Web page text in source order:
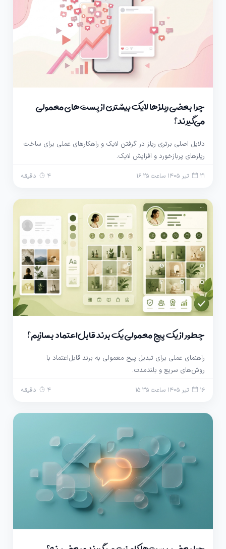
چرا بعضی ریلزها لایک بیشتری از پست‌های معمولی
می‌گیرند؟
دلایل اصلی برتری ریلز در گرفتن لایک و راهکارهای عملی برای ساخت
ریلزهای پربازخورد و افزایش لایک.
21 تیر 1405 ساعت 16:25 4 دقیقه
چطور از یک پیج معمولی یک برند قابل‌اعتماد بسازیم؟
راهنمای عملی برای تبدیل پیج معمولی به برند قابل‌اعتماد با
روش‌های سریع و بلندمدت.
16 تیر 1405 ساعت 15:35 4 دقیقه